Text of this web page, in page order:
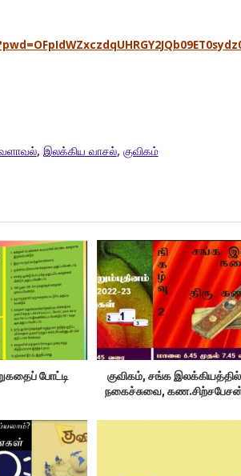
, இலக்கிய வாசல், குவிகம்
போட்டி
குவிகம், சங்க இலக்கியத்தில்
நகைச்சுவை,